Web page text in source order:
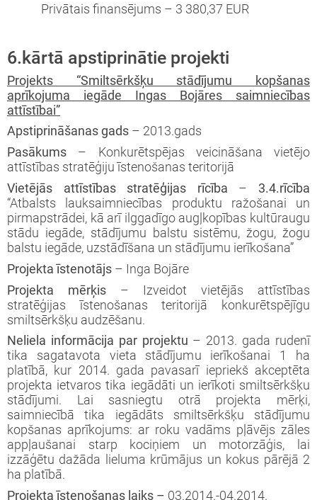
Privātais finansējums – 3 380,37 EUR
6.kārtā apstiprinātie projekti
Projekts “Smiltsērkšķu stādījumu kopšanas
aprīkojuma iegāde Ingas Bojāres saimniecības
attīstībai”
Apstiprināšanas gads – 2013.gads
Pasākums – Konkurētspējas veicināšana vietējo
attīstības stratēģiju īstenošanas teritorijā
Vietējās attīstības stratēģijas rīcība – 3.4.rīcība
“Atbalsts lauksaimniecības produktu ražošanai un
pirmapstrādei, kā arī ilggadīgo augļkopības kultūraugu
stādu iegāde, stādījumu balstu sistēmu, žogu, žogu
balstu iegāde, uzstādīšana un stādījumu ierīkošana”
Projekta īstenotājs – Inga Bojāre
Projekta mērķis – Izveidot vietējās attīstības
stratēģijas īstenošanas teritorijā konkurētspējīgu
smiltsērkšķu audzēšanu.
Neliela informācija par projektu – 2013. gada rudenī
tika sagatavota vieta stādījumu ierīkošanai 1 ha
platībā, kur 2014. gada pavasarī iepriekš akceptēta
projekta ietvaros tika iegādāti un ierīkoti smiltsērkšķu
stādījumi. Lai sasniegtu otrā projekta mērķi,
saimniecībā tika iegādāts smiltsērkšķu stādījumu
kopšanas aprīkojums: ar roku vadāms pļāvējs zāles
appļaušanai starp kociņiem un motorzāģis, lai
izzāģētu dažāda lieluma krūmājus un kokus pārējā 2
ha platībā.
Projekta īstenošanas laiks – 03.2014.-04.2014.